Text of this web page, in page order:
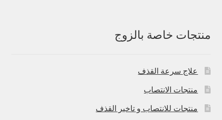
منتجات خاصة بالزوج
علاج سرعة القذف
منتجات الانتصاب
منتجات للانتصاب و تاخير القذف